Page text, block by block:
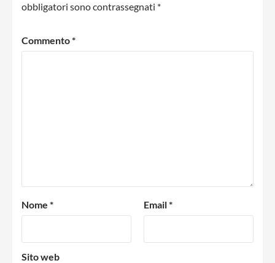
obbligatori sono contrassegnati *
Commento*
Nome * Email*
Sito web